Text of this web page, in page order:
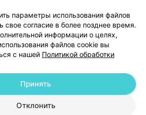
персональных данных
УНП 191700409 | 220012, Республика Беларусь,
параметры использования файлов
свое согласие в более позднее время.
информации о целях,
файлов cookie вы
с нашей Политикой обработки
Отклонить
Принять